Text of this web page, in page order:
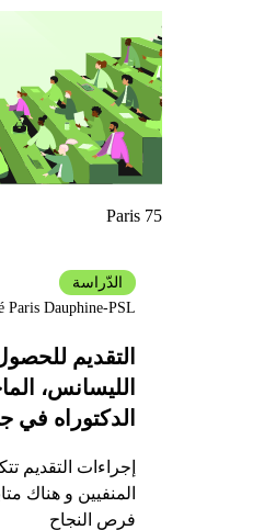
Paris 75
التقديم
الليسانس،
الدكتوراه في
إجراءات التقديم
المنفيين و هناك
فرص النجاح
الدّراسة
Paris Dauphine-PSL